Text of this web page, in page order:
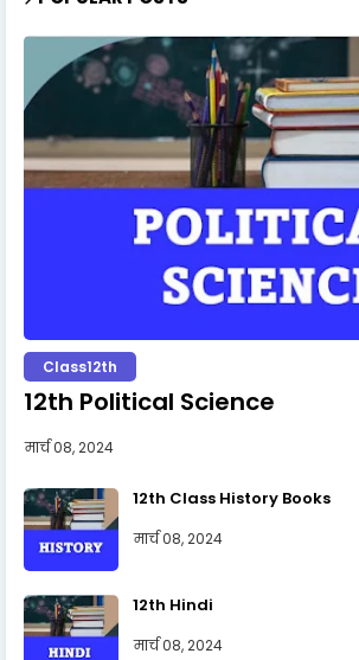
Class12th
12th Political Science
मार्च 08, 2024
12th Class History Books
मार्च 08, 2024
12th Hindi
मार्च 08, 2024